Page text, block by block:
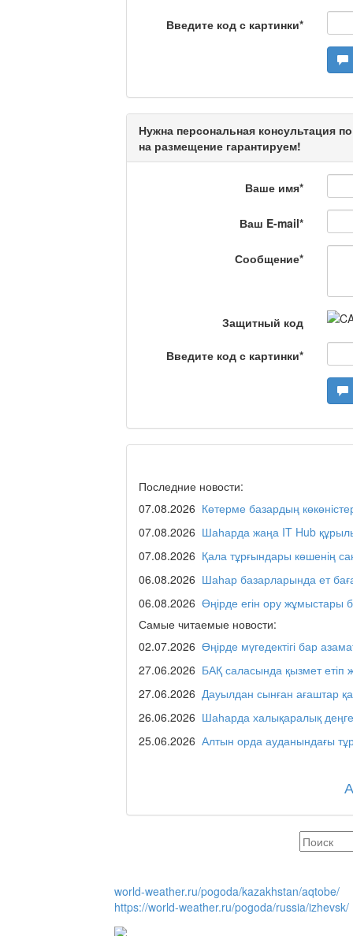
Кто поможет
Что скажет доктор?
Станем чемпионами
Я открываю мир /
Дәрігер не айтады?
Maslihat LIVE
Отчётная встреча
қаласы әкімінің
REGION 04
Люди города /
Служба 109
Час депутата /
Введите код с картинки*
Нужна персональная консультация
на размещение гарантируем!
Ваше имя*
Ваш E-mail*
Сообщение*
Защитный код
Введите код с картинки*
Последние новости:
07.08.2026 Көтерме базардың
07.08.2026 Шаһарда жаңа IT Hub
07.08.2026 Қала тұрғындары көшенің
06.08.2026 Шаһар базарларында ет
06.08.2026 Өңірде егін ору жұмыстары
Самые читаемые новости:
02.07.2026 Өңірде мүгедектігі бар
27.06.2026 БАҚ саласында қызмет етіп
27.06.2026 Дауылдан сынған ағаштар
26.06.2026 Шаһарда халықаралық
25.06.2026 Алтын орда ауданындағы
world-weather.ru/pogoda/kazakhstan/aqtobe/
https://world-weather.ru/pogoda/russia/izhevsk/